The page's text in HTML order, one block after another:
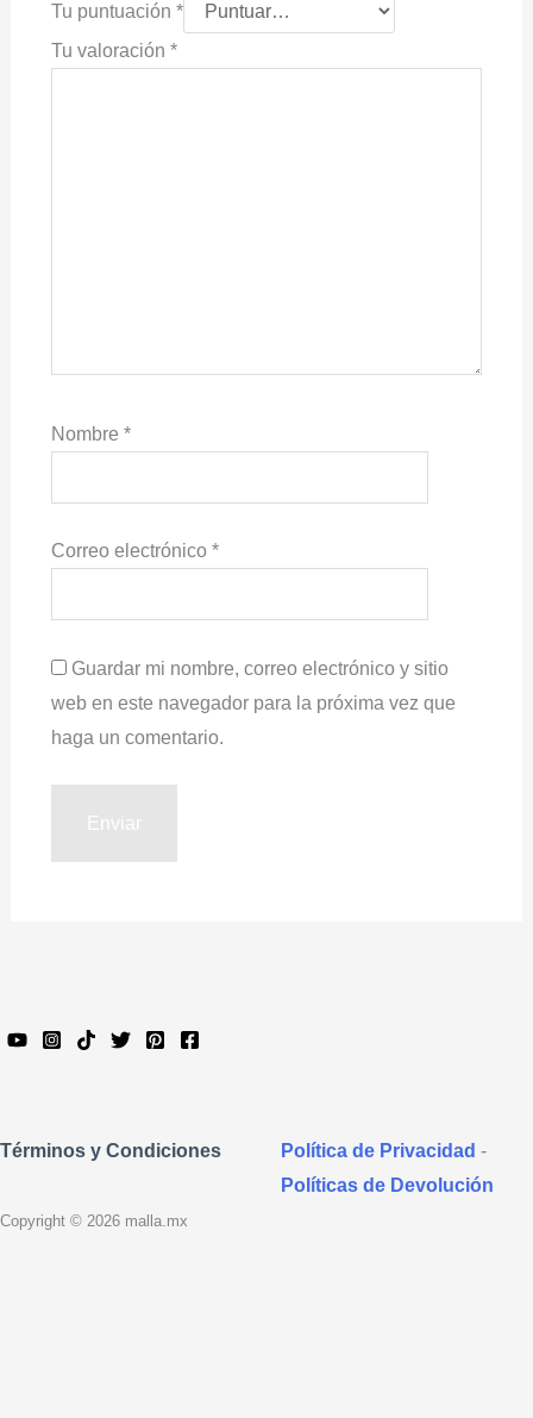
Tu puntuación *
Tu valoración *
Nombre *
Correo electrónico *
Guardar mi nombre, correo electrónico y sitio
web en este navegador para la próxima vez que
haga un comentario.
Términos y Condiciones Política de Privacidad -
Políticas de Devolución
Copyright © 2026 malla.mx